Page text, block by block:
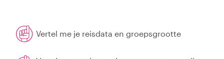
Vertel me je reisdata en groepsgrootte